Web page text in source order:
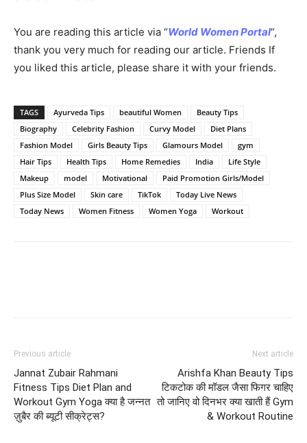
You are reading this article via “World Women Portal“,
thank you very much for reading our article. Friends If
you liked this article, please share it with your friends.
TAGS Ayurveda Tips beautiful Women
Beauty Tips
Biography
Celebrity Fashion Curvy Model
Diet Plans
Fashion Model
Girls Beauty Tips Glamours Model
gym
Hair Tips
Health Tips Home Remedies India
Life Style
Makeup
model Motivational
Paid Promotion Girls/Model
Plus Size Model
Skin care TikTok
Today Live News
Today News
Women Fitness Women Yoga Workout
Previous article
Jannat Zubair Rahmani
Fitness Tips Diet Plan and
Workout Gym Yoga क्या है जन्नत
ज़ुबैर की ब्यूटी सीक्रेट्स?
Next article
Arishfa Khan Beauty Tips
टिकटोक की मॉडल जैसा फिगर चाहिए
तो जानिए वो दिनभर क्या खाती हैं Gym
& Workout Routine